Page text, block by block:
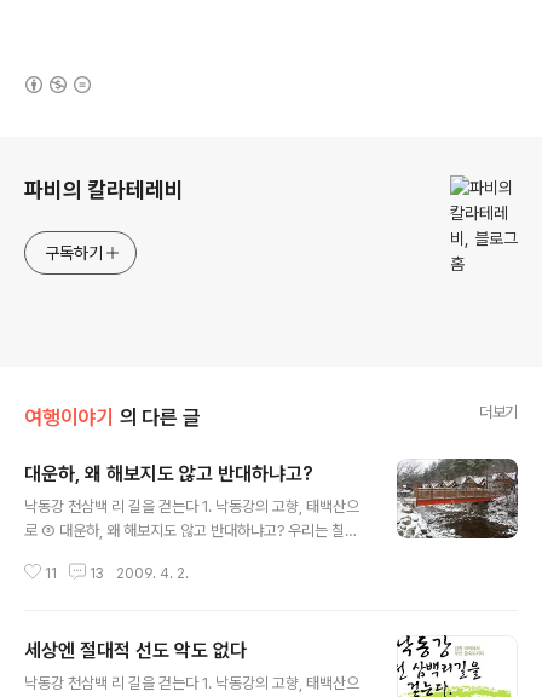
파비의 칼라테레비
구독하기
여행이야기 의 다른 글 더보기
대운하, 왜 해보지도 않고 반대하냐고?
낙동강 천삼백 리 길을 걷는다 1. 낙동강의 고향, 태백산으
로 ③ 대운하, 왜 해보지도 않고 반대하냐고? 우리는 칠흑
철암역을 지나 태백고원자연휴양림을 찾았다. 몇 차례 길
을 묻는다고? 아니 사람이 있어야 길을 묻지. 길 물을 사람
조차 없는 그 고독과 싸우는 게 바로 길을 찾아 걷는 자의
11 13 2009. 4. 2.
세상엔 절대적 선도 악도 없다
낙동강 천삼백 리 길을 걷는다 1. 낙동강의 고향, 태백산으